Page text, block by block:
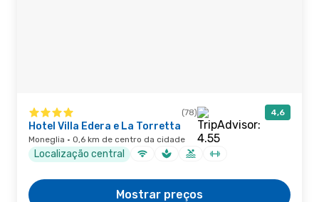
(78) 4,6
Hotel Villa Edera e La Torretta
Moneglia · 0,6 km de centro da cidade
Localização central
Mostrar preços